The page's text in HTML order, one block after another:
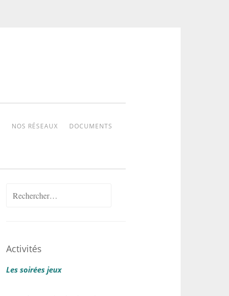
NOS RÉSEAUX DOCUMENTS
Rechercher :
Activités
Les soirées jeux